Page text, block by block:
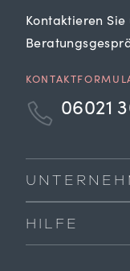
Kontaktieren
06021
HILFE